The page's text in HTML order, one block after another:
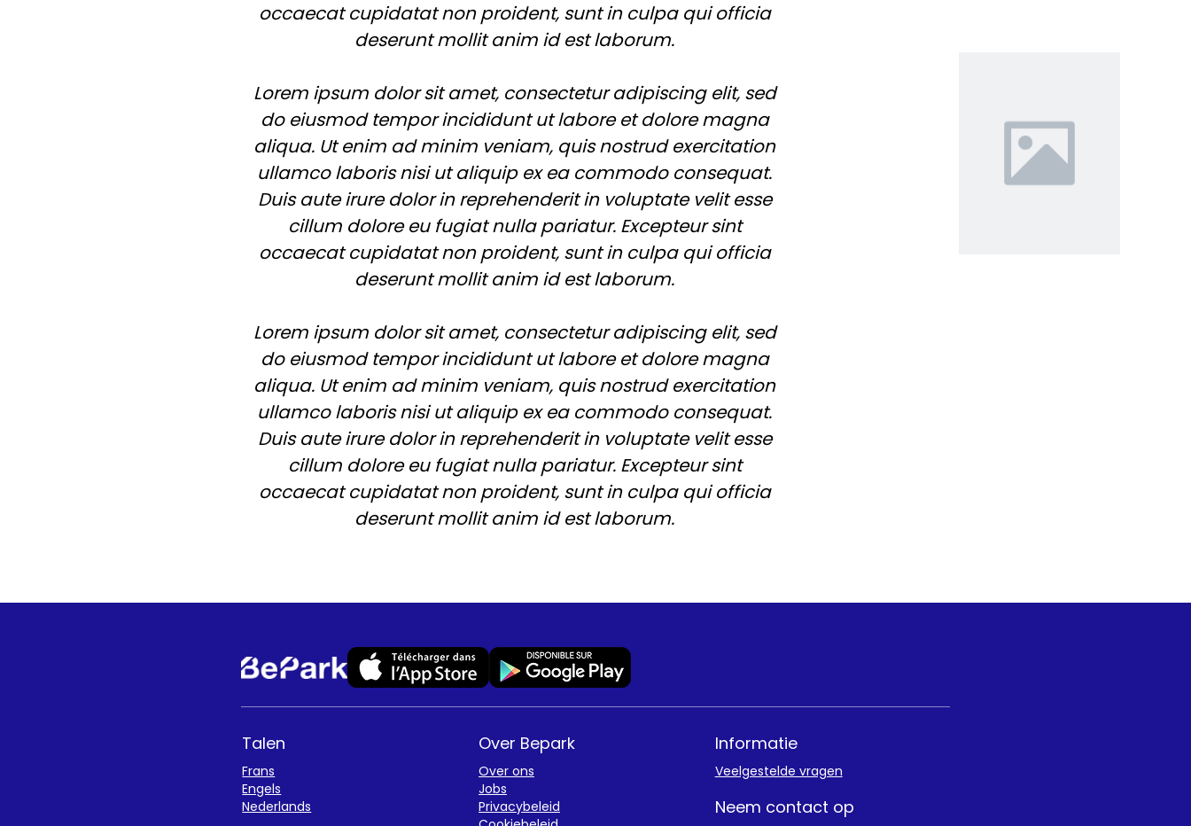
occaecat cupidatat non proident, sunt in culpa qui officia
deserunt mollit anim id est laborum.
Lorem ipsum dolor sit amet, consectetur adipiscing elit, sed
do eiusmod tempor incididunt ut labore et dolore magna
aliqua. Ut enim ad minim veniam, quis nostrud exercitation
ullamco laboris nisi ut aliquip ex ea commodo consequat.
Duis aute irure dolor in reprehenderit in voluptate velit esse
cillum dolore eu fugiat nulla pariatur. Excepteur sint
occaecat cupidatat non proident, sunt in culpa qui officia
deserunt mollit anim id est laborum.
Lorem ipsum dolor sit amet, consectetur adipiscing elit, sed
do eiusmod tempor incididunt ut labore et dolore magna
aliqua. Ut enim ad minim veniam, quis nostrud exercitation
ullamco laboris nisi ut aliquip ex ea commodo consequat.
Duis aute irure dolor in reprehenderit in voluptate velit esse
cillum dolore eu fugiat nulla pariatur. Excepteur sint
occaecat cupidatat non proident, sunt in culpa qui officia
deserunt mollit anim id est laborum.
Talen
Frans
Engels
Nederlands
Over Bepark
Over ons
Jobs
Privacybeleid
Informatie
Veelgestelde vragen
Neem contact op